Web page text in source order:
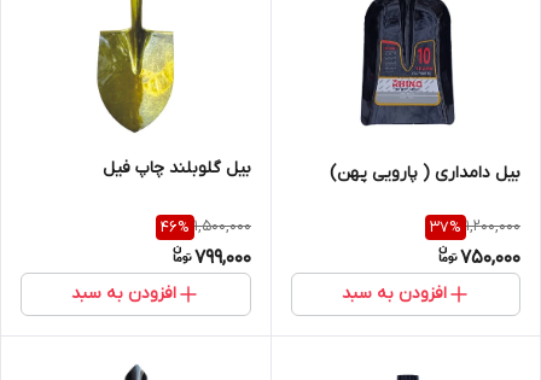
بیل دامداری ( پارویی پهن)
1,200,000
37%
750,000
افزودن به سبد
بیل گلوبلند چاپ فیل
1,500,000
46%
799,000
افزودن به سبد